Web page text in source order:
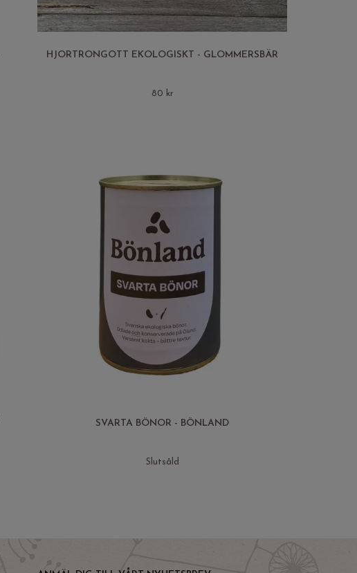
HJORTRONGOTT EKOLOGISKT - GLOMMERSBÄR
80 kr
SVARTA BÖNOR - BÖNLAND
Slutsåld